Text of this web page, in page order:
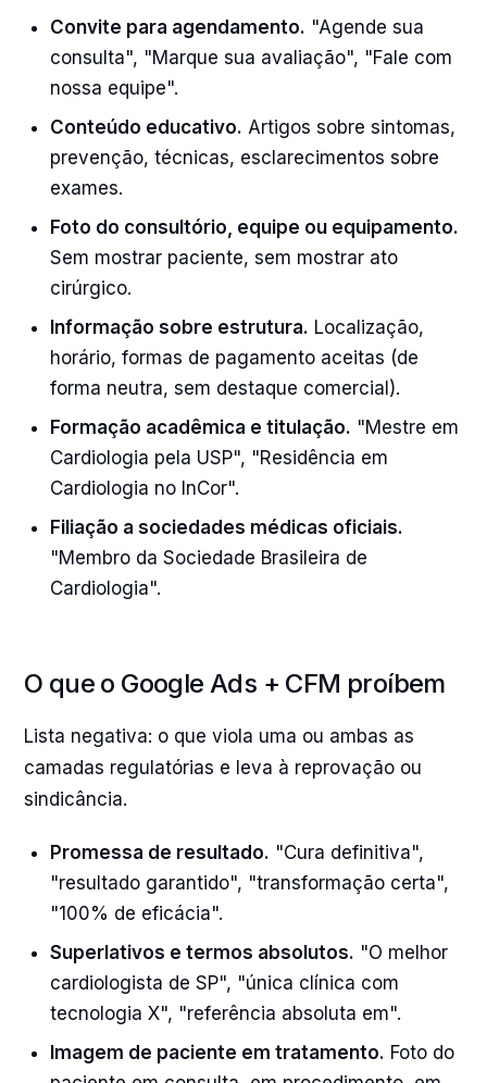
Convite para agendamento. "Agende sua
consulta", "Marque sua avaliação", "Fale com
nossa equipe".
Conteúdo educativo. Artigos sobre sintomas,
prevenção, técnicas, esclarecimentos sobre
exames.
Foto do consultório, equipe ou equipamento.
Sem mostrar paciente, sem mostrar ato
cirúrgico.
Informação sobre estrutura. Localização,
horário, formas de pagamento aceitas (de
forma neutra, sem destaque comercial).
Formação acadêmica e titulação. "Mestre em
Cardiologia pela USP", "Residência em
Cardiologia no InCor".
Filiação a sociedades médicas oficiais.
"Membro da Sociedade Brasileira de
Cardiologia".
O que o Google Ads + CFM proíbem
Lista negativa: o que viola uma ou ambas as
camadas regulatórias e leva à reprovação ou
sindicância.
Promessa de resultado. "Cura definitiva",
"resultado garantido", "transformação certa",
"100% de eficácia".
Superlativos e termos absolutos. "O melhor
cardiologista de SP", "única clínica com
tecnologia X", "referência absoluta em".
Imagem de paciente em tratamento. Foto do